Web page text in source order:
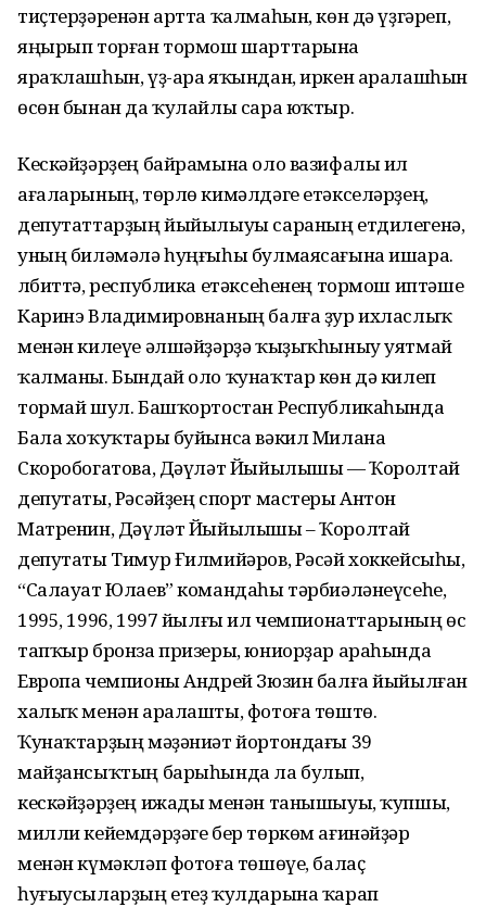
тиҫтерҙәренән артта ҡалмаһын, көн дә үҙгәреп,
яңырып торған тормош шарттарына
яраҡлашһын, үҙ-ара яҡындан, иркен аралашһын
өсөн бынан да ҡулайлы сара юҡтыр.
Кескәйҙәрҙең байрамына оло вазифалы ил
ағаларының, төрлө кимәлдәге етәкселәрҙең,
депутат­тарҙың йыйылыуы сараның етди­легенә,
уның биләмәлә һуңғыһы булмаясағына ишара.
Әлбиттә, республика етәксеһенең тормош иптәше
Каринэ Владимировнаның балға ҙур ихласлыҡ
менән килеүе әлшәйҙәрҙә ҡыҙыҡһыныу уятмай
ҡалманы. Бындай оло ҡунаҡтар көн дә килеп
тормай шул. Баш­ҡортостан Республикаһында
Бала хоҡуҡтары буйынса вәкил Милана
Скоробогатова, Дәүләт Йыйылышы — Ҡоролтай
депутаты, Рәсәйҙең спорт мастеры Антон
Матренин, Дәүләт Йыйылышы – Ҡоролтай
депутаты Тимур Ғилмийәров, Рәсәй хоккейсыһы,
“Салауат Юлаев” командаһы тәрбиәләнеүсеһе,
1995, 1996, 1997 йылғы ил чемпионат­тарының өс
тапҡыр бронза призеры, юниорҙар араһында
Европа чемпионы Андрей Зюзин балға йыйылған
халыҡ менән аралашты, фотоға төштө.
Ҡунаҡтарҙың мәҙәниәт йортондағы 39
майҙансыҡтың барыһында ла булып,
кескәйҙәрҙең ижады менән танышыуы, ҡупшы,
милли кейемдәрҙәге бер төркөм ағинәйҙәр
менән күмәкләп фотоға төшөүе, балаҫ
һуғыусыларҙың етеҙ ҡулдарына ҡарап